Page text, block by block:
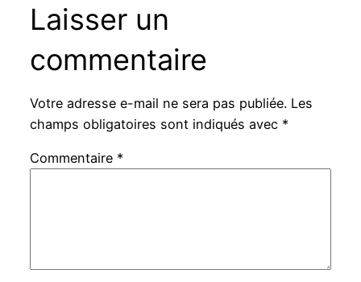
Laisser un
commentaire
Votre adresse e-mail ne sera pas publiée. Les
champs obligatoires sont indiqués avec *
Commentaire *